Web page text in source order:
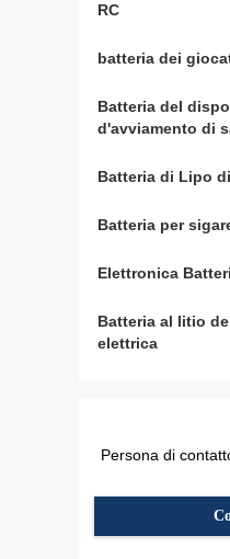
RC
batteria dei
Batteria del
d'avviamento di
Batteria di Lipo
Batteria per
Elettronica
Batteria al litio
elettrica
Persona di